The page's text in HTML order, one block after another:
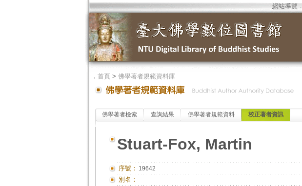
網站導覽 ．
． 首頁> 佛學著者規範資料庫
佛學著者檢索 查詢結果 佛學著者規範資料 校正著者資訊
Stuart-Fox, Martin
序號： 19642
別名：